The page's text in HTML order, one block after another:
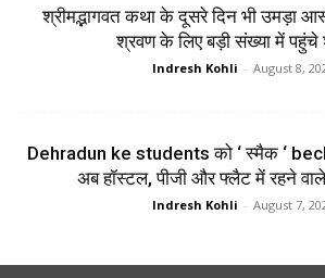
श्रीमद्भागवत कथा के दूसरे दिन भी उमड़ा
श्रवण के लिए बड़ी संख्या में पहुंचे
Indresh Kohli - August 8,
Dehradun ke students को ‘ स्मैक ‘
अब हॉस्टल, पीजी और फ्लैट में रहने
Indresh Kohli - August 7,